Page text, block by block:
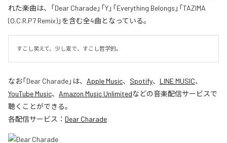
れた楽曲は、「Dear Charade」「Y」「Everything Belongs」「TAZIMA
(O.C.R.P7 Remix)」を含む全4曲となっている。
すこし笑えて、少し変で、すこし哲学的。
なお「Dear Charade」は、 Apple Music、 Spotify、 LINE MUSIC、
YouTube Music、 Amazon Music Unlimitedなどの音楽配信サービスで
聴くことができる。
各配信サービス： Dear Charade